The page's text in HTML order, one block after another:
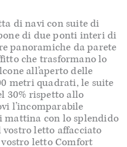
di navi con suite di
di due ponti interi di
panoramiche da parete
che trasformano lo
all’aperto delle
metri quadrati, le suite
30% rispetto allo
l’incomparabile
con lo splendido
vostro letto affacciato
letto Comfort